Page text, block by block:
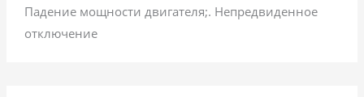
Падение мощности двигателя;. Непредвиденное
отключение